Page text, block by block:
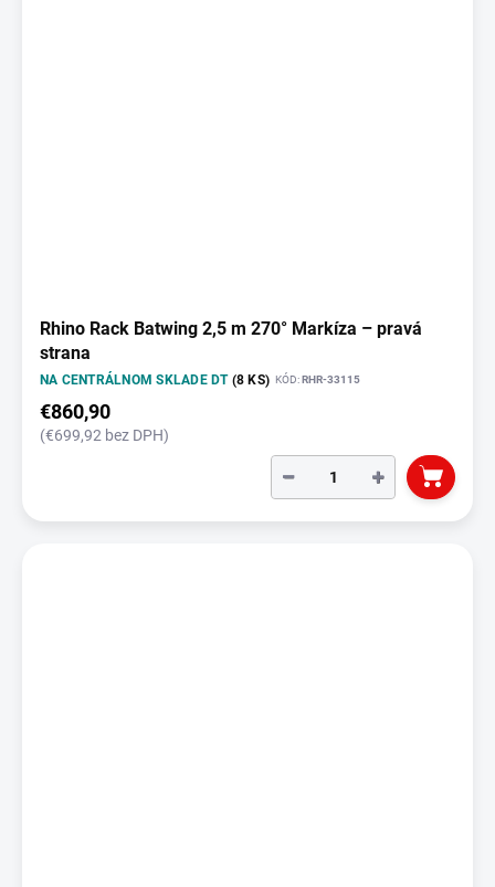
Rhino Rack Batwing 2,5 m 270° Markíza – pravá
strana
NA CENTRÁLNOM SKLADE DT (8 KS) KÓD:RHR-33115
€860,90
(€699,92 bez DPH)
+
−